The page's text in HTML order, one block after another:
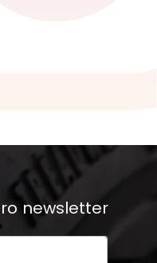
newsletter